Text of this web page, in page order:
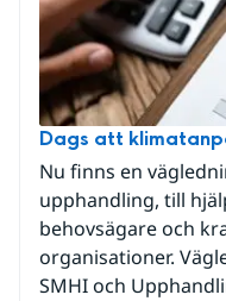
Dags att
Nu finns en
upphandling, till
behovsägare och
organisationer.
SMHI och